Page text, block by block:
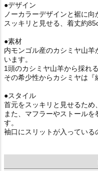
●デザイン
ノーカラーデザインと裾に
スッキリと見せる、着丈約
●素材
内モンゴル産のカシミヤ山
います。
1頭のカシミヤ山羊から採れ
その希少性からカシミヤは『
●スタイル
首元をスッキリと見せるため
また、マフラーやストール
す。
袖口にスリットが入っている